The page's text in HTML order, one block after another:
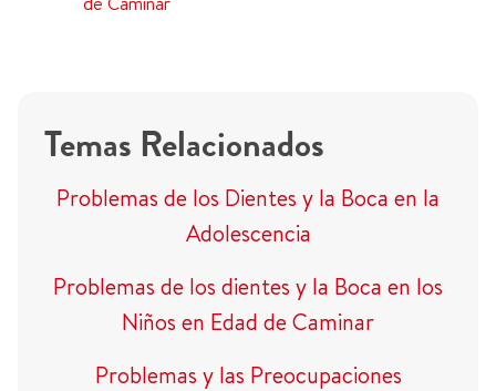
Temas Relacionados
Problemas de los Dientes y la Boca en la
Adolescencia
Problemas de los dientes y la Boca en los
Niños en Edad de Caminar
Problemas y las Preocupaciones